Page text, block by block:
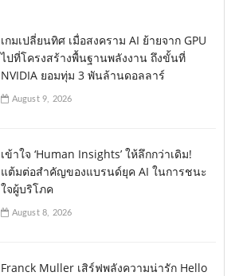
เกมเปลี่ยนทิศ เมื่อสงคราม AI ย้ายจาก GPU
ไปที่โครงสร้างพื้นฐานพลังงาน ถึงขั้นที่
NVIDIA ยอมทุ่ม 3 พันล้านดอลลาร์
August 9, 2026
เข้าใจ ‘Human Insights’ ให้ลึกกว่าเดิม!
แต้มต่อสำคัญของแบรนด์ยุค AI ในการชนะ
ใจผู้บริโภค
August 8, 2026
Franck Muller เสิร์ฟพลังความน่ารัก Hello